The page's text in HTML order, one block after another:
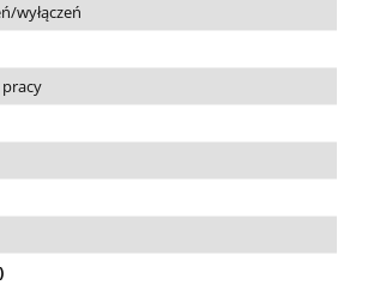
wyłączeń
pracy